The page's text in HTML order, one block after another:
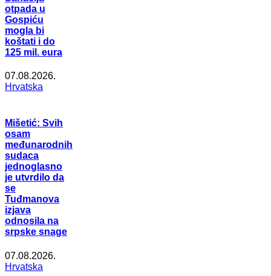
otpada u
Gospiću
mogla bi
koštati i do
125 mil. eura
07.08.2026.
Hrvatska
Mišetić: Svih
osam
međunarodnih
sudaca
jednoglasno
je utvrdilo da
se
Tuđmanova
izjava
odnosila na
srpske snage
07.08.2026.
Hrvatska